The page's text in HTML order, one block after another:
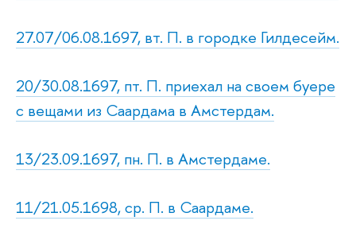
27.07/06.08.1697, вт. П. в городке Гилдесейм.
20/30.08.1697, пт. П. приехал на своем буере
с вещами из Саардама в Амстердам.
13/23.09.1697, пн. П. в Амстердаме.
11/21.05.1698, ср. П. в Саардаме.